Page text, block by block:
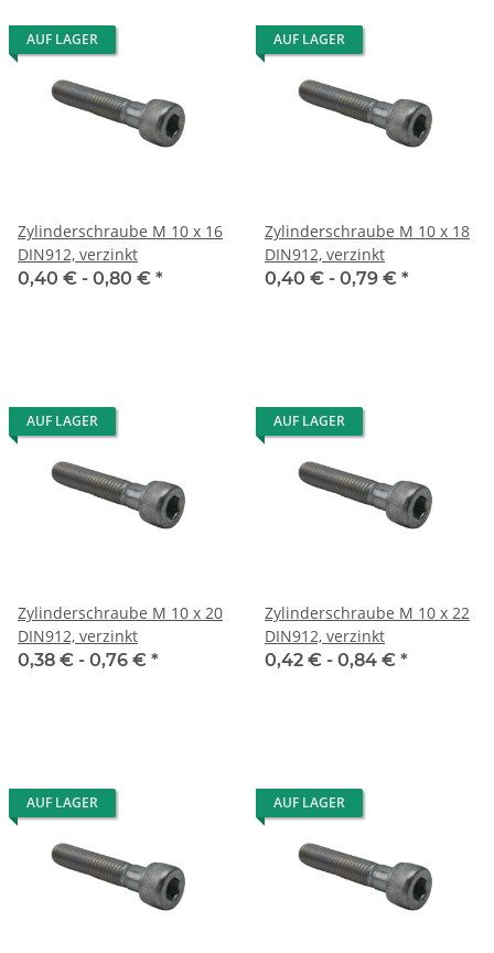
AUF LAGER
Zylinderschraube M 10 x 16
DIN912, verzinkt
0,40 € - 0,80 € *
AUF LAGER
Zylinderschraube M 10 x 18
DIN912, verzinkt
0,40 € - 0,79 € *
AUF LAGER
Zylinderschraube M 10 x 20
DIN912, verzinkt
0,38 € - 0,76 € *
AUF LAGER
Zylinderschraube M 10 x 22
DIN912, verzinkt
0,42 € - 0,84 € *
AUF LAGER AUF LAGER